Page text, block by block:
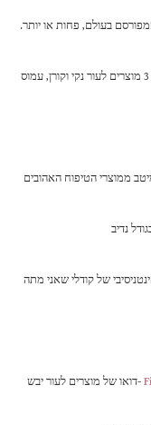
בעולם, פחות או יותר.
- סט 3 מוצרים לעור נקי וקורן, עמוס
ממוצרי הטיפוח האהובים
נדיב
של קודלי שאני מתה
-דואו של מוצרים לעור יבש